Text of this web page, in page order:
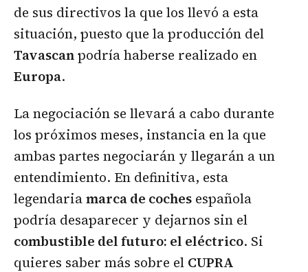
de sus directivos la que los llevó a esta
situación, puesto que la producción del
Tavascanpodría haberse realizado en
Europa.
La negociación se llevará a cabo durante
los próximos meses, instancia en la que
ambas partes negociarán y llegarán a un
entendimiento. En definitiva, esta
legendariamarca de coches española
podría desaparecer y dejarnos sin el
combustible del futuro: el eléctrico. Si
quieres saber más sobre el CUPRA